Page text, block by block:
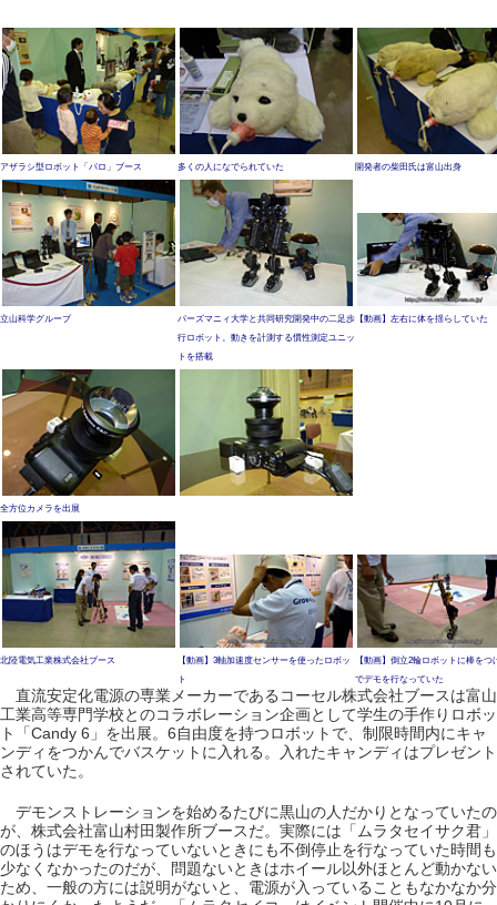
アザラシ型ロボット「パロ」ブース 多くの人になでられていた 開発者の柴田氏は富山出身
立山科学グループ
パーズマニィ大学と共同研究開発中の二足歩
行ロボット。動きを計測する慣性測定ユニッ
トを搭載
【動画】左右に体を揺らしていた
全方位カメラを出展
北陸電気工業株式会社ブース
【動画】3軸加速度センサーを使ったロボッ
ト
【動画】倒立2輪ロボットに棒をつ
でデモを行なっていた
直流安定化電源の専業メーカーであるコーセル株式会社ブースは富山
工業高等専門学校とのコラボレーション企画として学生の手作りロボッ
ト「Candy 6」を出展。6自由度を持つロボットで、制限時間内にキャ
ンディをつかんでバスケットに入れる。入れたキャンディはプレゼント
されていた。
デモンストレーションを始めるたびに黒山の人だかりとなっていたの
が、株式会社富山村田製作所ブースだ。実際には「ムラタセイサク君」
のほうはデモを行なっていないときにも不倒停止を行なっていた時間も
少なくなかったのだが、問題ないときはホイール以外ほとんど動かない
ため、一般の方には説明がないと、電源が入っていることもなかなか分